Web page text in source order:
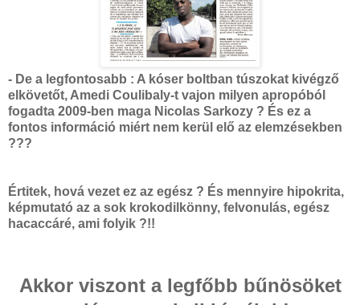
- De a legfontosabb : A kóser boltban túszokat kivégző
elkövetőt, Amedi Coulibaly-t vajon milyen apropóból
fogadta 2009-ben maga Nicolas Sarkozy ? És ez a
fontos információ miért nem kerül elő az elemzésekben
???
Értitek, hová vezet ez az egész ? És mennyire hipokrita,
képmutató az a sok krokodilkönny, felvonulás, egész
hacaccáré, ami folyik ?!!
Akkor viszont a legfőbb bűnösöket